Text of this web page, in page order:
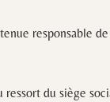
responsable
du siège